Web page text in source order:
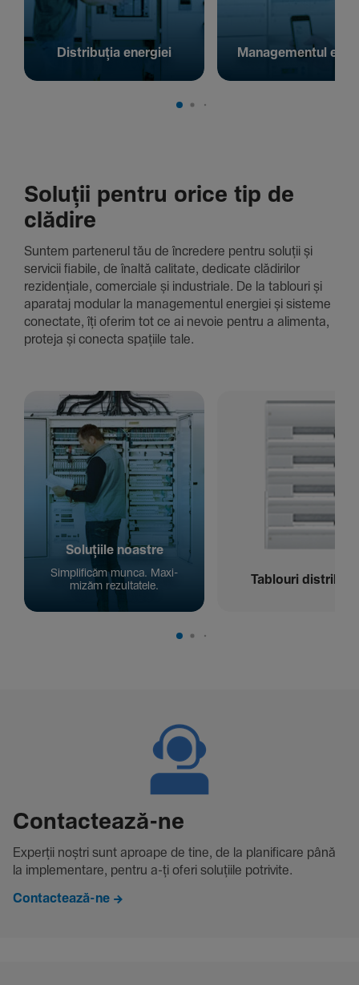
Distribuția energiei Managementul
Soluții pentru orice tip de
clădire
Suntem parte­nerul tău de încre­dere pentru soluții și
servicii fiabile, de înaltă cali­tate, dedi­cate clădi­rilor
rezi­den­țiale, comer­ciale și indus­triale. De la tablouri și
aparataj modular la managementul energiei și sisteme
conec­tate, îți oferim tot ce ai nevoie pentru a alimenta,
proteja și conecta spațiile tale.
Solu­țiile noastre
Simpli­ficăm munca. Maxi­
mizăm rezul­ta­tele.
Tablouri
Contac­tează-ne
Experții noștri sunt aproape de tine, de la plani­fi­care până
la imple­men­tare, pentru a-ți oferi solu­țiile potri­vite.
Contactează-ne